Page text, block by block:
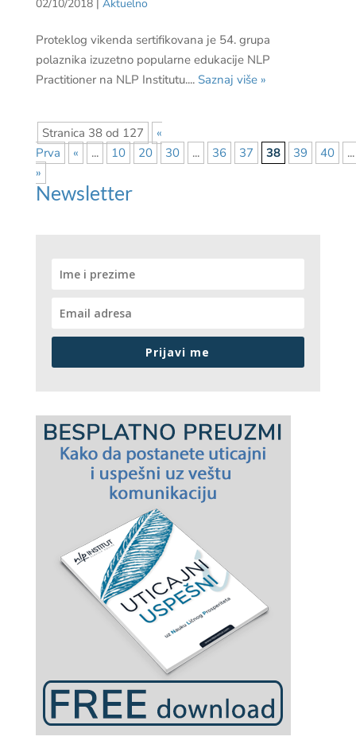
02/10/2018| Aktuelno
Proteklog vikenda sertifikovana je 54. grupa
polaznika izuzetno popularne edukacije NLP
Practitioner na NLP Institutu.... Saznaj više »
Stranica 38 od 127
«
Prva
« ... 10 20 30 ... 36 37 38 39 40
...
»
Newsletter
Prijavi me